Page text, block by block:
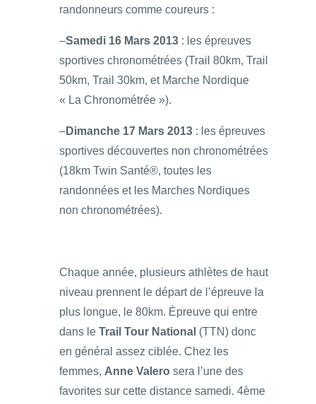
randonneurs comme coureurs :
–Samedi 16 Mars 2013 : les épreuves
sportives chronométrées (Trail 80km, Trail
50km, Trail 30km, et Marche Nordique
« La Chronométrée »).
–Dimanche 17 Mars 2013 : les épreuves
sportives découvertes non chronométrées
(18km Twin Santé®, toutes les
randonnées et les Marches Nordiques
non chronométrées).
Chaque année, plusieurs athlètes de haut
niveau prennent le départ de l’épreuve la
plus longue, le 80km. Épreuve qui entre
dans le Trail Tour National (TTN) donc
en général assez ciblée. Chez les
femmes, Anne Valero sera l’une des
favorites sur cette distance samedi. 4ème